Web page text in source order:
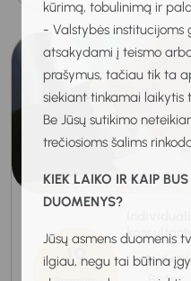
kūrimą, tobulinimą ir
- Valstybės institucijoms
atsakydami į teismo
prašymus, tačiau tik ta
siekiant tinkamai laikytis
Be Jūsų sutikimo
trečiosioms šalims
KIEK LAIKO IR KAIP
DUOMENYS?
Jūsų asmens duomenis
ilgiau, negu tai būtina
19 Individuali